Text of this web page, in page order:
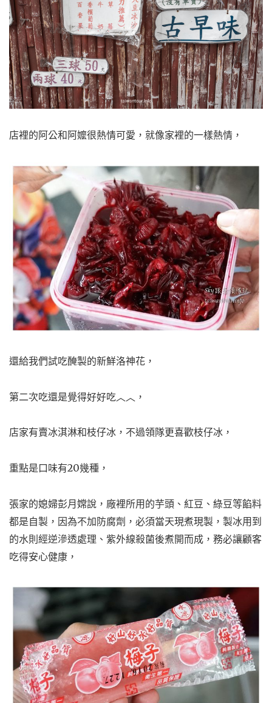
店裡的阿公和阿嬤很熱情可愛，就像家裡的一樣熱情，
還給我們試吃醃製的新鮮洛神花，
第二次吃還是覺得好好吃︿︿，
店家有賣冰淇淋和枝仔冰，不過領隊更喜歡枝仔冰，
重點是口味有20幾種，
張家的媳婦彭月嫦說，廠裡所用的芋頭、紅豆、綠豆等餡料
都是自製，因為不加防腐劑，必須當天現煮現製，製冰用到
的水則經逆滲透處理、紫外線殺菌後煮開而成，務必讓顧客
吃得安心健康，